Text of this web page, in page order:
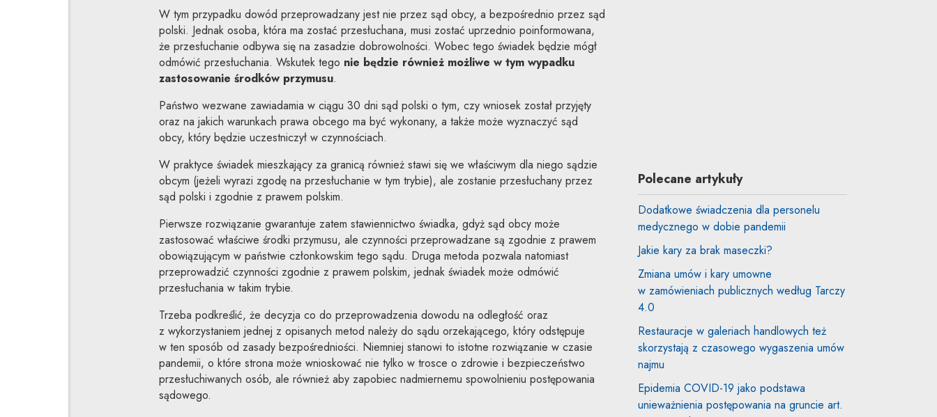
W tym przypadku dowód przeprowadzany jest nie przez sąd obcy, a bezpośrednio przez sąd
polski. Jednak osoba, która ma zostać przesłuchana, musi zostać uprzednio poinformowana,
że przesłuchanie odbywa się na zasadzie dobrowolności. Wobec tego świadek będzie mógł
odmówić przesłuchania. Wskutek tego nie będzie również możliwe w tym wypadku
zastosowanie środków przymusu.
Państwo wezwane zawiadamia w ciągu 30 dni sąd polski o tym, czy wniosek został przyjęty
oraz na jakich warunkach prawa obcego ma być wykonany, a także może wyznaczyć sąd
obcy, który będzie uczestniczył w czynnościach.
W praktyce świadek mieszkający za granicą również stawi się we właściwym dla niego sądzie
obcym (jeżeli wyrazi zgodę na przesłuchanie w tym trybie), ale zostanie przesłuchany przez
sąd polski i zgodnie z prawem polskim.
Pierwsze rozwiązanie gwarantuje zatem stawiennictwo świadka, gdyż sąd obcy może
zastosować właściwe środki przymusu, ale czynności przeprowadzane są zgodnie z prawem
obowiązującym w państwie członkowskim tego sądu. Druga metoda pozwala natomiast
przeprowadzić czynności zgodnie z prawem polskim, jednak świadek może odmówić
przesłuchania w takim trybie.
Trzeba podkreślić, że decyzja co do przeprowadzenia dowodu na odległość oraz
z wykorzystaniem jednej z opisanych metod należy do sądu orzekającego, który odstępuje
w ten sposób od zasady bezpośredniości. Niemniej stanowi to istotne rozwiązanie w czasie
pandemii, o które strona może wnioskować nie tylko w trosce o zdrowie i bezpieczeństwo
przesłuchiwanych osób, ale również aby zapobiec nadmiernemu spowolnieniu postępowania
sądowego.
Polecane artykuły
Dodatkowe świadczenia dla personelu
medycznego w dobie pandemii
Jakie kary za brak maseczki?
Zmiana umów i kary umowne
w zamówieniach publicznych według Tarczy
4.0
Restauracje w galeriach handlowych też
skorzystają z czasowego wygaszenia umów
najmu
Epidemia COVID-19 jako podstawa
unieważnienia postępowania na gruncie art.